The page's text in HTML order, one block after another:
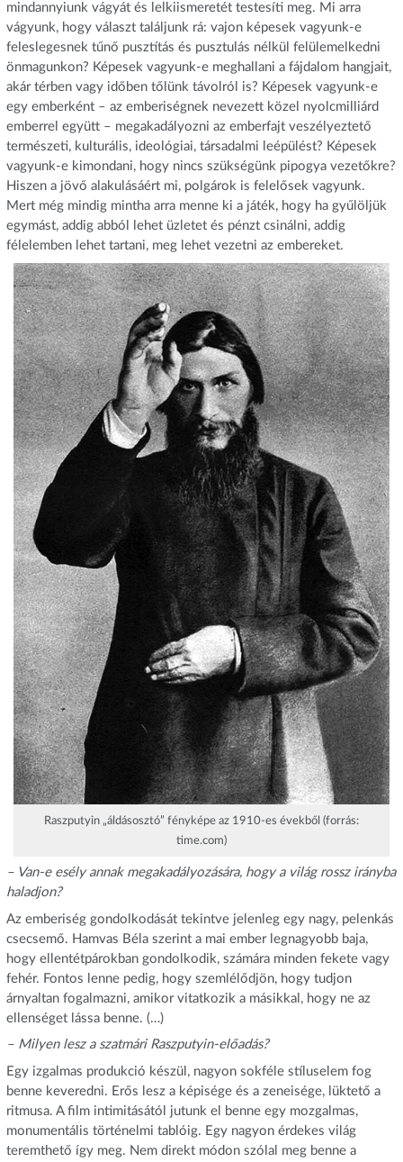
mindannyiunk vágyát és lelkiismeretét testesíti meg. Mi arra
vágyunk, hogy választ találjunk rá: vajon képesek vagyunk-e
feleslegesnek tűnő pusztítás és pusztulás nélkül felülemelkedni
önmagunkon? Képesek vagyunk-e meghallani a fájdalom hangjait,
akár térben vagy időben tőlünk távolról is? Képesek vagyunk-e
egy emberként – az emberiségnek nevezett közel nyolcmilliárd
emberrel együtt – megakadályozni az emberfajt veszélyeztető
természeti, kulturális, ideológiai, társadalmi leépülést? Képesek
vagyunk-e kimondani, hogy nincs szükségünk pipogya vezetőkre?
Hiszen a jövő alakulásáért mi, polgárok is felelősek vagyunk.
Mert még mindig mintha arra menne ki a játék, hogy ha gyűlöljük
egymást, addig abból lehet üzletet és pénzt csinálni, addig
félelemben lehet tartani, meg lehet vezetni az embereket.
Raszputyin „áldásosztó” fényképe az 1910-es évekből (forrás:
time.com)
– Van-e esély annak megakadályozására, hogy a világ rossz irányba
haladjon?
Az emberiség gondolkodását tekintve jelenleg egy nagy, pelenkás
csecsemő. Hamvas Béla szerint a mai ember legnagyobb baja,
hogy ellentétpárokban gondolkodik, számára minden fekete vagy
fehér. Fontos lenne pedig, hogy szemlélődjön, hogy tudjon
árnyaltan fogalmazni, amikor vitatkozik a másikkal, hogy ne az
ellenséget lássa benne. (…)
– Milyen lesz a szatmári Raszputyin-előadás?
Egy izgalmas produkció készül, nagyon sokféle stíluselem fog
benne keveredni. Erős lesz a képisége és a zeneisége, lüktető a
ritmusa. A film intimitásától jutunk el benne egy mozgalmas,
monumentális történelmi tablóig. Egy nagyon érdekes világ
teremthető így meg. Nem direkt módon szólal meg benne a